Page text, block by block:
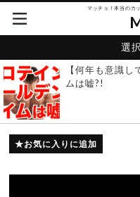
マッチョ！本当のカ
選
【何年も意識
ムは嘘?!
お気に入りに追加